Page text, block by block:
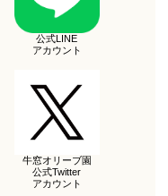
公式LINE
アカウント
牛窓オリーブ園
公式Twitter
アカウント